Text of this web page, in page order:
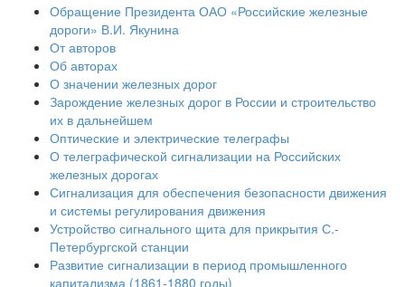
Обращение Президента ОАО «Российские железные
дороги» В.И. Якунина
От авторов
Об авторах
О значении железных дорог
Зарождение железных дорог в России и строительство
их в дальнейшем
Оптические и электрические телеграфы
О телеграфической сигнализации на Российских
железных дорогах
Сигнализация для обеспечения безопасности движения
и системы регулирования движения
Устройство сигнального щита для прикрытия С.-
Петербургской станции
Развитие сигнализации в период промышленного
капитализма (1861-1880 годы)